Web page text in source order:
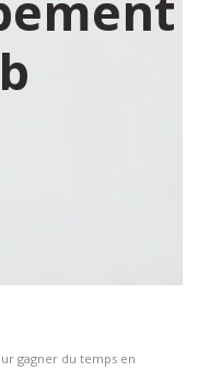
gagner du temps en